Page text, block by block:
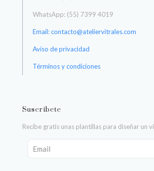
WhatsApp: (55) 7399 4019
Email: contacto@ateliervitrales.com
Aviso de privacidad
Términos y condiciones
Suscríbete
Recibe gratis unas plantillas para diseñar un